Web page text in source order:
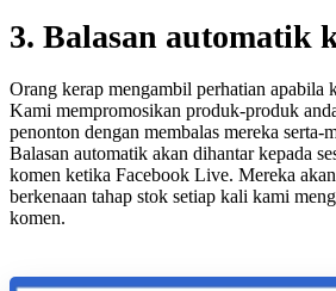
3. Balasan automatik
Orang kerap mengambil perhatian apabila
Kami mempromosikan produk-produk
penonton dengan membalas mereka serta-
Balasan automatik akan dihantar kepada
komen ketika Facebook Live. Mereka
berkenaan tahap stok setiap kali kami
komen.